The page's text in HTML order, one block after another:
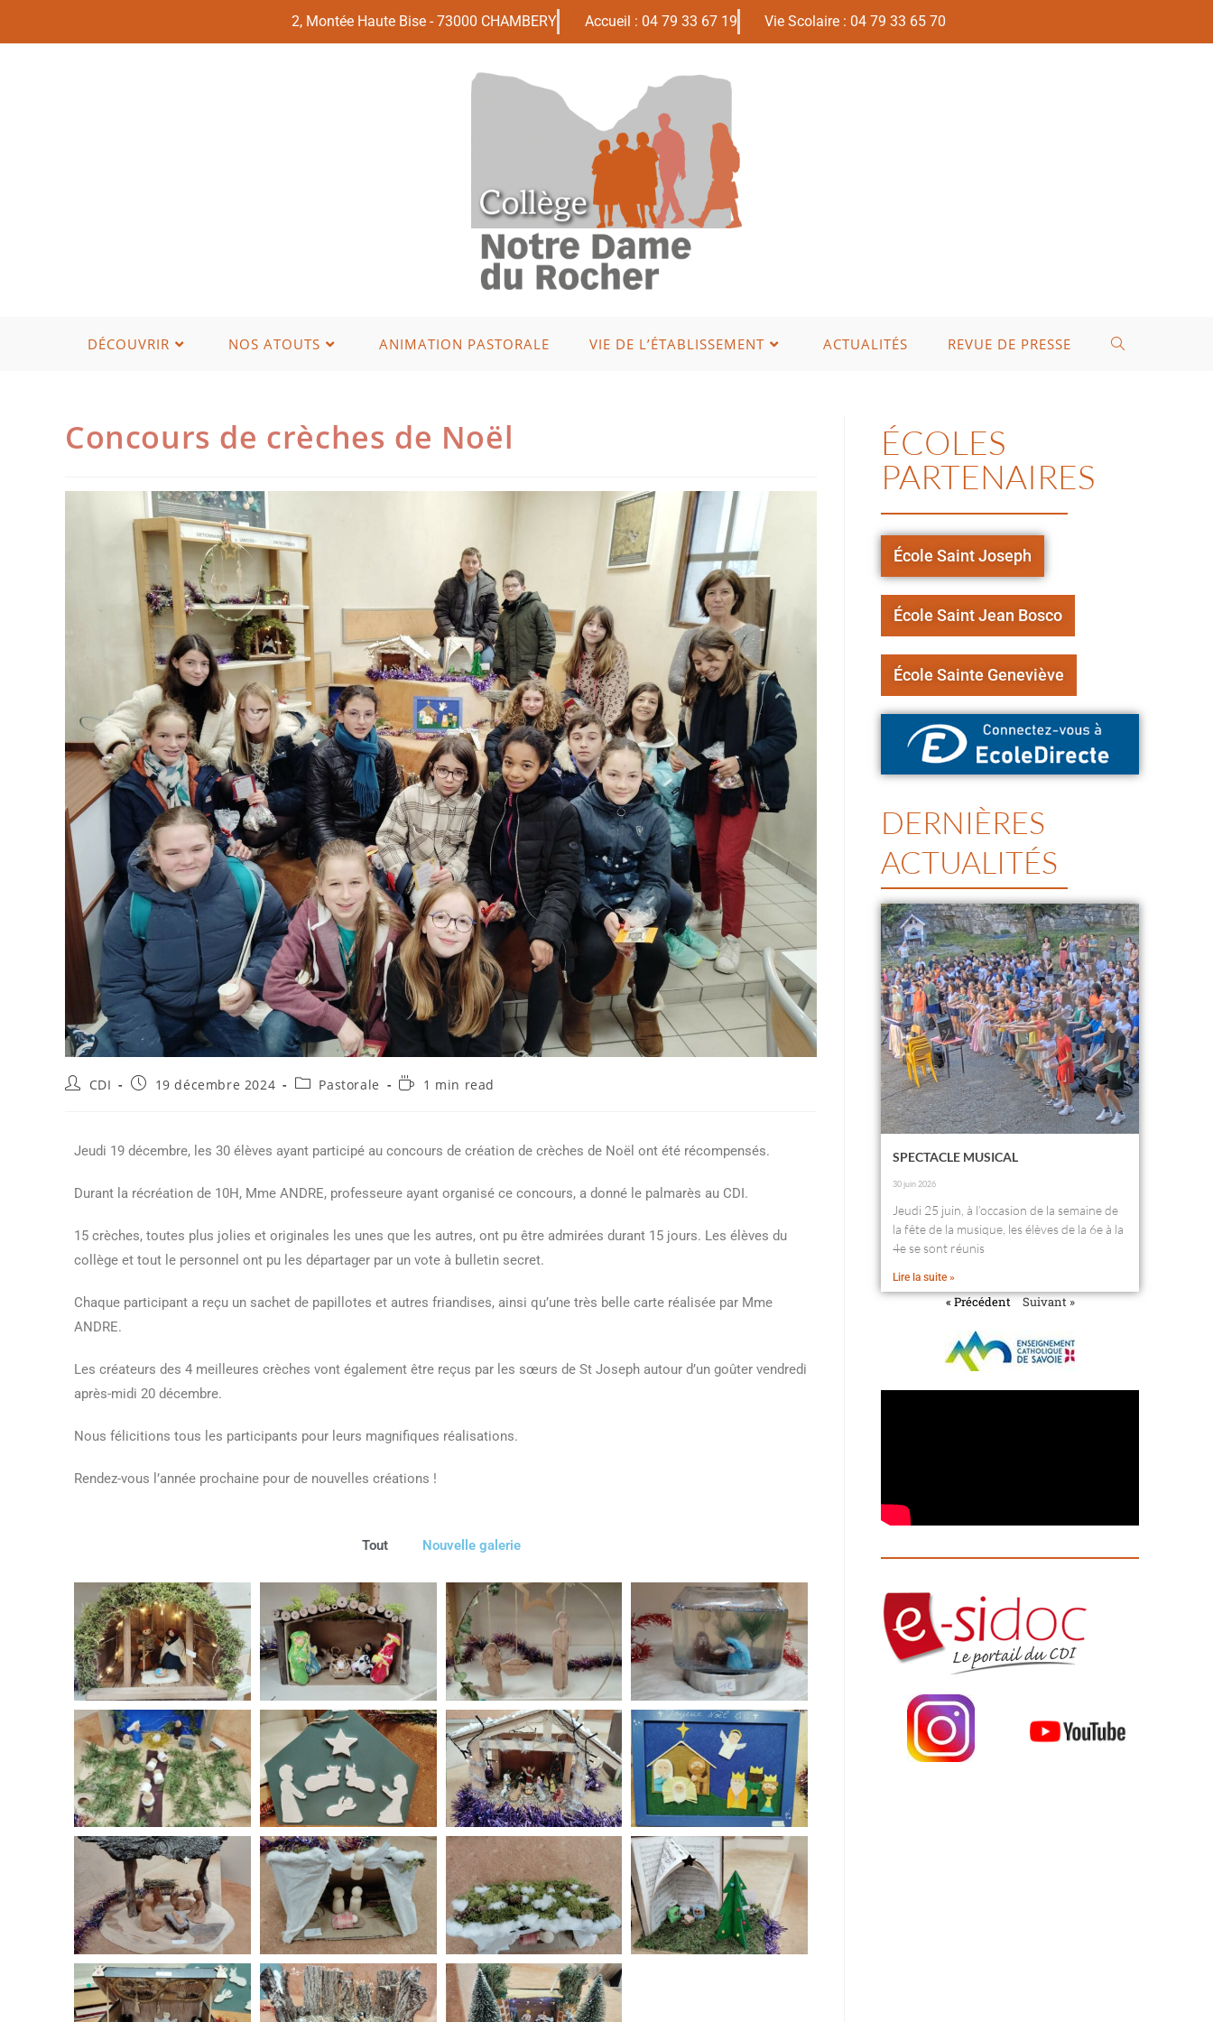
2, Montée Haute Bise - 73000 CHAMBERY Accueil : 04 79 33 67 19 Vie Scolaire : 04 79 33 65 70
DÉCOUVRIR NOS ATOUTS ANIMATION PASTORALE VIE DE L’ÉTABLISSEMENT ACTUALITÉS REVUE DE PRESSE
Concours de crèches de Noël
CDI 19 décembre 2024 Pastorale 1 min read
Jeudi 19 décembre, les 30 élèves ayant participé au concours de création de crèches de Noël ont été récompensés.
Durant la récréation de 10H, Mme ANDRE, professeure ayant organisé ce concours, a donné le palmarès au CDI.
15 crèches, toutes plus jolies et originales les unes que les autres, ont pu être admirées durant 15 jours. Les élèves du
collège et tout le personnel ont pu les départager par un vote à bulletin secret.
Chaque participant a reçu un sachet de papillotes et autres friandises, ainsi qu’une très belle carte réalisée par Mme
ANDRE.
Les créateurs des 4 meilleures crèches vont également être reçus par les sœurs de St Joseph autour d’un goûter vendredi
après-midi 20 décembre.
Nous félicitions tous les participants pour leurs magnifiques réalisations.
Rendez-vous l’année prochaine pour de nouvelles créations !
Tout Nouvelle galerie
ÉCOLES
PARTENAIRES
École Saint Joseph
École Saint Jean Bosco
École Sainte Geneviève
DERNIÈRES
ACTUALITÉS
SPECTACLE MUSICAL
30 juin 2026
Jeudi 25 juin, à l’occasion de la semaine de
la fête de la musique, les élèves de la 6e à la
4e se sont réunis
Lire la suite »
« Précédent Suivant »